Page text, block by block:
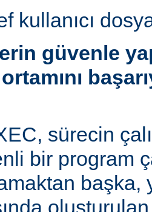
kullanıcı
güvenle
sürecin
bir program
başka,